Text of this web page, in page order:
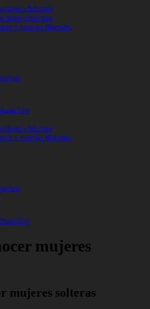
y parejas liberales
y parejas liberales
mujeres
mujeres solteras